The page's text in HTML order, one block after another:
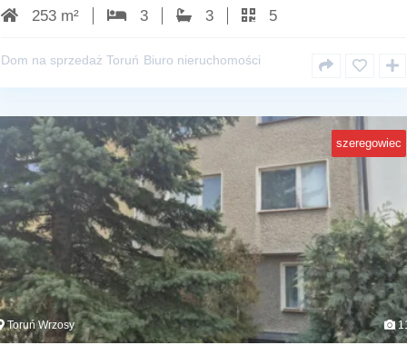
253 m² 3 3 5
Dom na sprzedaż Toruń Biuro nieruchomości
szeregowiec
Toruń Wrzosy